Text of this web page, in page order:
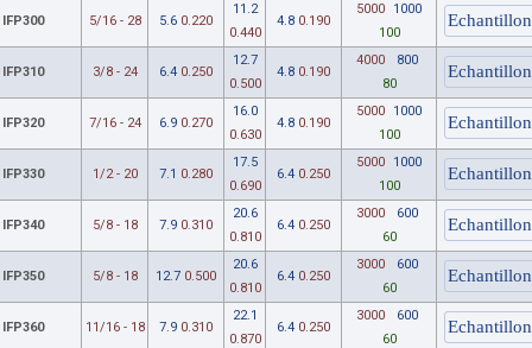
IFP300 5/16 - 28 5.6 0.220
11.2
0.440
4.8 0.190
5000
1000
100
IFP310 3/8 - 24 6.4 0.250
12.7
0.500
4.8 0.190
4000
800
80
IFP320 7/16 - 24 6.9 0.270
16.0
0.630
4.8 0.190
5000
1000
100
IFP330 1/2 - 20 7.1 0.280
17.5
0.690
6.4 0.250
5000
1000
100
IFP340 5/8 - 18 7.9 0.310
20.6
0.810
6.4 0.250
3000
600
60
IFP350 5/8 - 18 12.7 0.500
20.6
0.810
6.4 0.250
3000
600
60
IFP360 11/16 - 18 7.9 0.310
22.1
0.870
6.4 0.250
3000
600
60